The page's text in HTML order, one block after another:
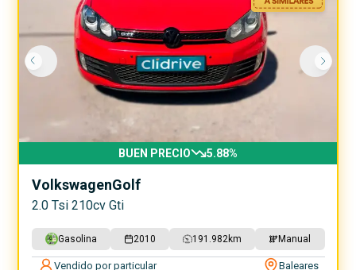
BUEN PRECIO 5.88%
VolkswagenGolf
2.0 Tsi 210cv Gti
Gasolina 2010 191.982 km Manual
Vendido por particular Baleares